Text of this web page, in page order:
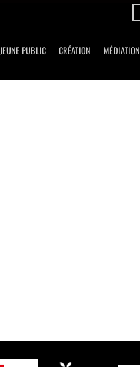
JEUNE PUBLIC CRÉATION MÉDIATION